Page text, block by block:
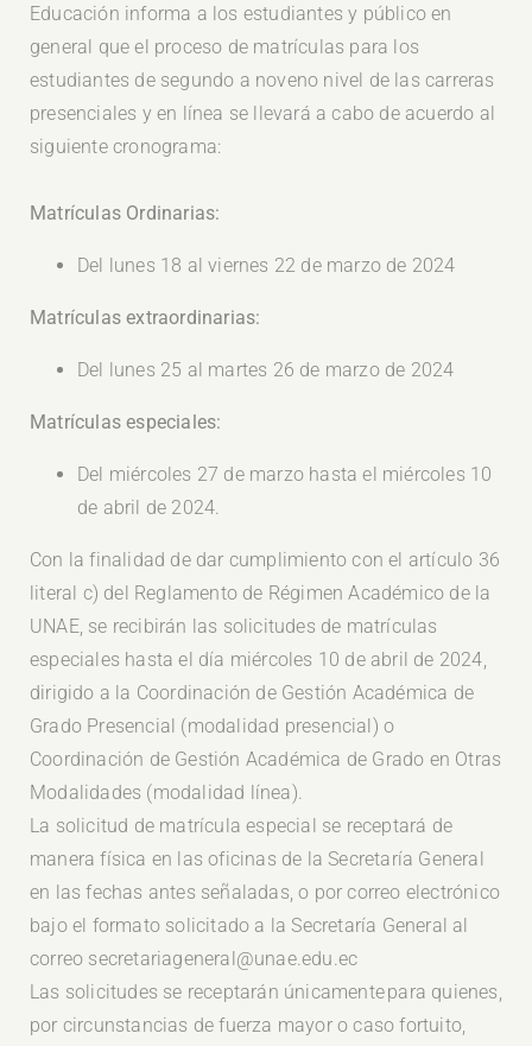
Educación informa a los estudiantes y público en
general que el proceso de matrículas para los
estudiantes de segundo a noveno nivel de las carreras
presenciales y en línea se llevará a cabo de acuerdo al
siguiente cronograma:
Matrículas Ordinarias:
Del lunes 18 al viernes 22 de marzo de 2024
Matrículas extraordinarias:
Del lunes 25 al martes 26 de marzo de 2024
Matrículas especiales:
Del miércoles 27 de marzo hasta el miércoles 10
de abril de 2024.
Con la finalidad de dar cumplimiento con el artículo 36
literal c) del Reglamento de Régimen Académico de la
UNAE, se recibirán las solicitudes de matrículas
especiales hasta el día miércoles 10 de abril de 2024,
dirigido a la Coordinación de Gestión Académica de
Grado Presencial (modalidad presencial) o
Coordinación de Gestión Académica de Grado en Otras
Modalidades (modalidad línea).
La solicitud de matrícula especial se receptará de
manera física en las oficinas de la Secretaría General
en las fechas antes señaladas, o por correo electrónico
bajo el formato solicitado a la Secretaría General al
correo secretariageneral@unae.edu.ec
Las solicitudes se receptarán únicamente para quienes,
por circunstancias de fuerza mayor o caso fortuito,